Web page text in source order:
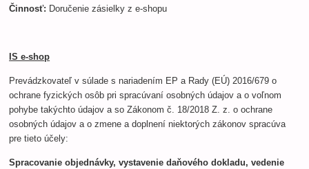
Činnosť: Doručenie zásielky z e-shopu
IS e-shop
Prevádzkovateľ v súlade s nariadením EP a Rady (EÚ) 2016/679 o
ochrane fyzických osôb pri spracúvaní osobných údajov a o voľnom
pohybe takýchto údajov a so Zákonom č. 18/2018 Z. z. o ochrane
osobných údajov a o zmene a doplnení niektorých zákonov spracúva
pre tieto účely:
Spracovanie objednávky, vystavenie daňového dokladu, vedenie